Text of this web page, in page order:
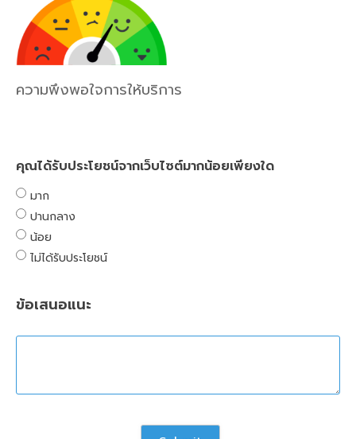
ความพึงพอใจการให้บริการ
คุณได้รับประโยชน์จากเว็บไซต์มากน้อยเพียงใด
มาก
ปานกลาง
น้อย
ไม่ได้รับประโยชน์
ข้อเสนอแนะ